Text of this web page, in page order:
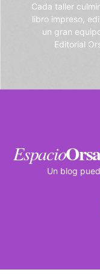
Cada taller
libro impreso,
un gran
Editorial
Espacio
Un blog